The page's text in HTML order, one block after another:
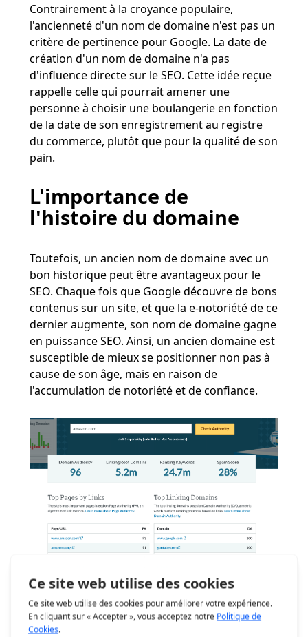
Contrairement à la croyance populaire,
l'ancienneté d'un nom de domaine n'est pas un
critère de pertinence pour Google. La date de
création d'un nom de domaine n'a pas
d'influence directe sur le SEO. Cette idée reçue
rappelle celle qui pourrait amener une
personne à choisir une boulangerie en fonction
de la date de son enregistrement au registre
du commerce, plutôt que pour la qualité de son
pain​​.
L'importance de
l'histoire du domaine
Toutefois, un ancien nom de domaine avec un
bon historique peut être avantageux pour le
SEO. Chaque fois que Google découvre de bons
contenus sur un site, et que la e-notoriété de ce
dernier augmente, son nom de domaine gagne
en puissance SEO. Ainsi, un ancien domaine est
susceptible de mieux se positionner non pas à
cause de son âge, mais en raison de
l'accumulation de notoriété et de confiance​​.